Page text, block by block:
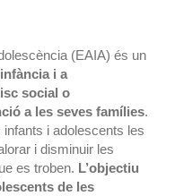
(EAIA) és un
i a
social o
a les seves famílies.
i adolescents les
i disminuir les
es troben. L’objectiu
de les